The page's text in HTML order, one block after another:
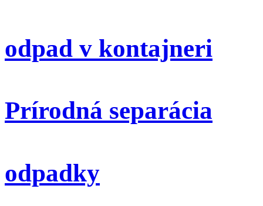
odpad v kontajneri
Prírodná separácia
odpadky